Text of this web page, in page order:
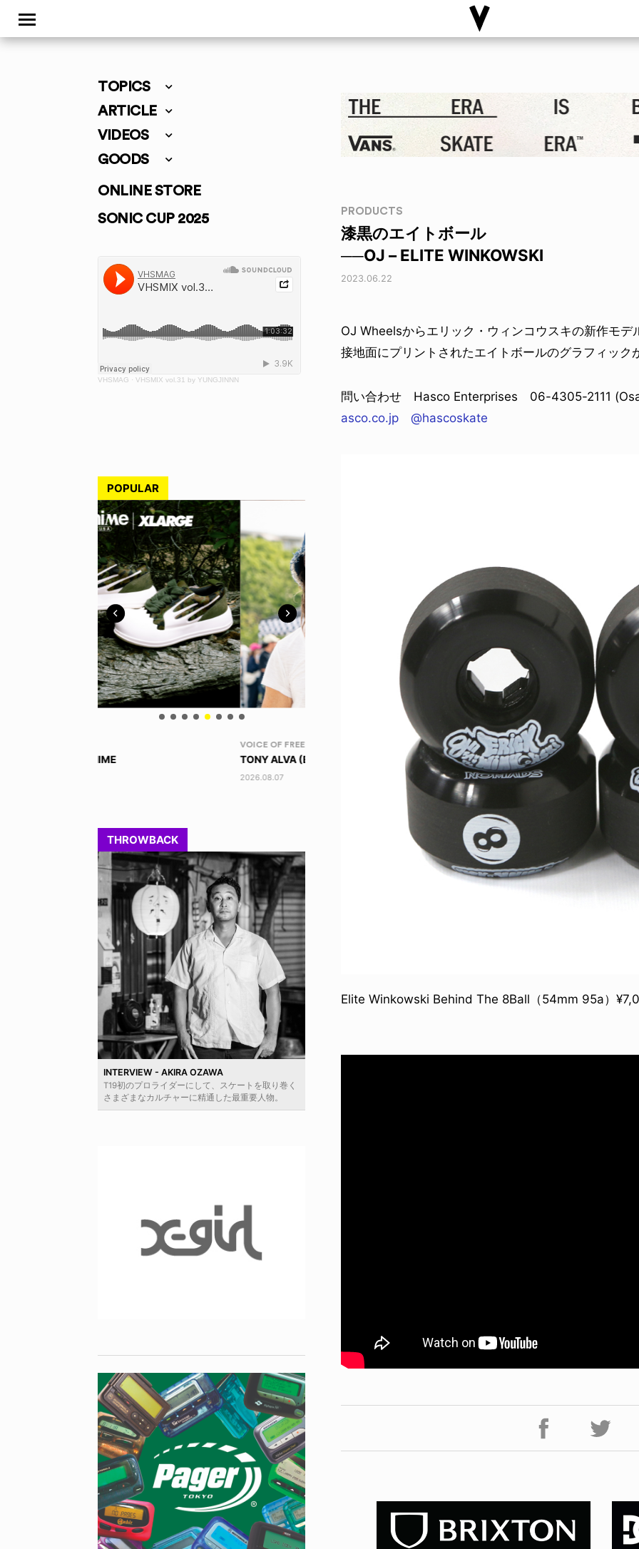
TOPICS
ARTICLE
VIDEOS
GOODS
ONLINE STORE
SONIC CUP 2025
VHSMAG · VHSMIX vol.31 by YUNGJINNN
POPULAR
TONY ALVA (ENGLISH)
VOICE OF FREEDOM
AKIRA OZAWA / 尾澤 彰
2021.09.02
THROWBACK
INTERVIEW - AKIRA OZAWA
T19初のプロライダーにして、スケートを取り巻く
さまざまなカルチャーに精通した最重要人物。
PRODUCTS
漆黒のエイトボール
──OJ – ELITE WINKOWSKI
2023.06.22
OJ Wheelsからエリック・ウィンコウスキの新作モデ
接地面にプリントされたエイトボールのグラフィック
問い合わせ Hasco Enterprises 06-4305-2111
asco.co.jp
@hascoskate
Elite Winkowski Behind The 8Ball（54mm 95a）